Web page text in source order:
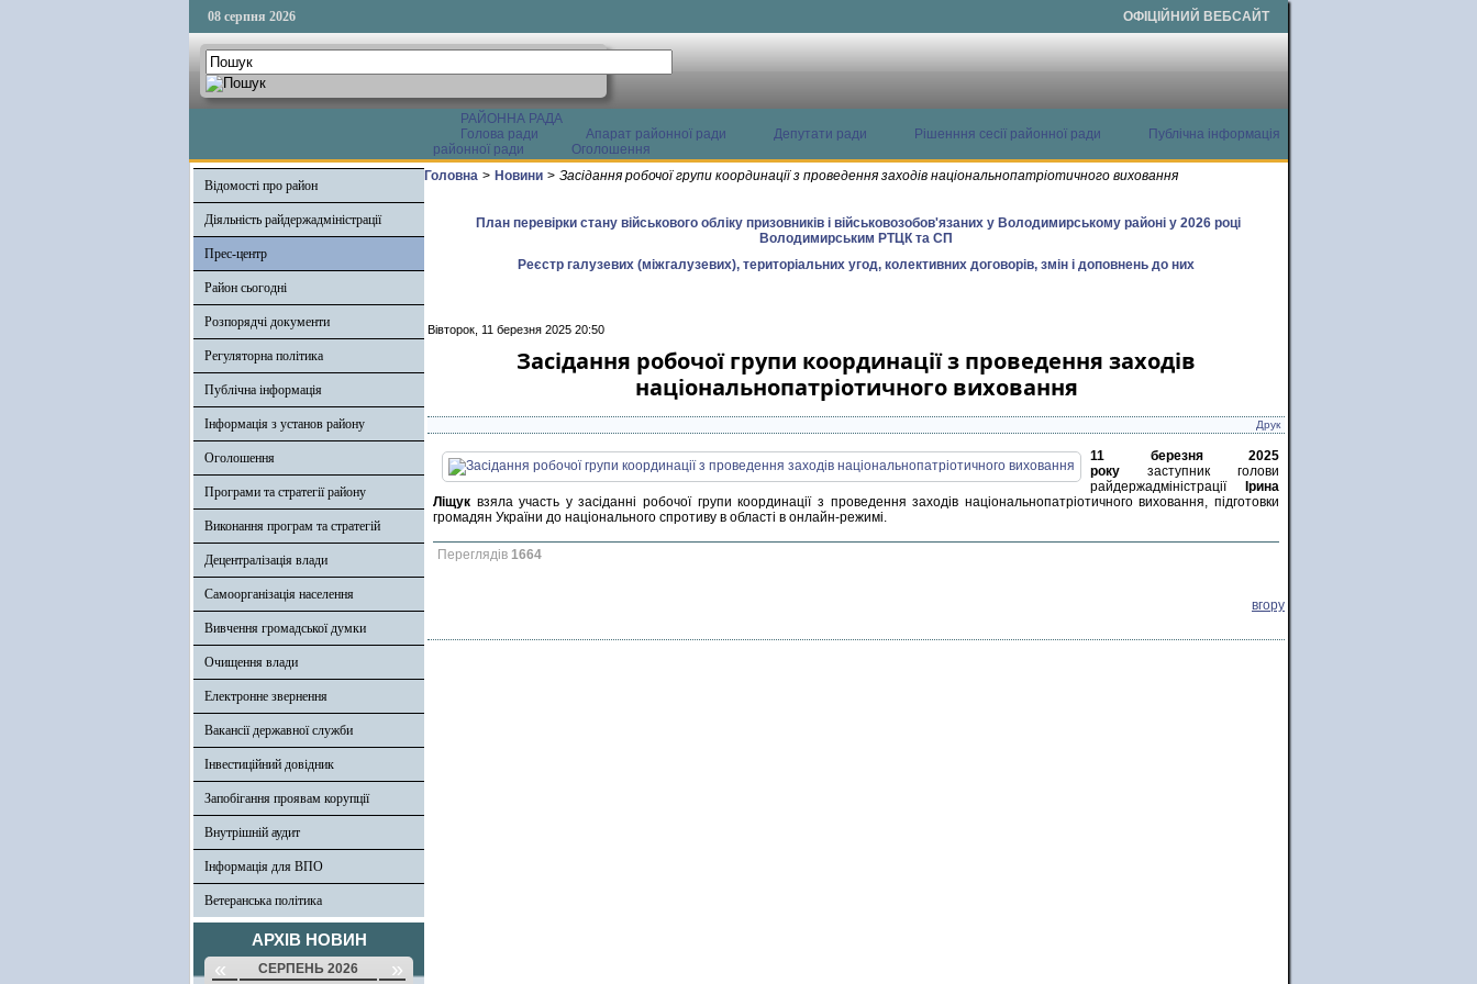
08 серпня 2026 ОФІЦІЙНИЙ ВЕБСАЙТ
РАЙОННА РАДА
Голова ради
Апарат районної ради Депутати ради Рішенння сесії районної ради
Публічна інформація
районної ради
Оголошення
Відомості про район
Діяльність райдержадміністрації
Прес-центр
Район сьогодні
Розпорядчі документи
Регуляторна політика
Публічна інформація
Інформація з установ району
Оголошення
Програми та стратегії району
Виконання програм та стратегій
Децентралізація влади
Самоорганізація населення
Вивчення громадської думки
Очищення влади
Електронне звернення
Вакансії державної служби
Інвестиційний довідник
Запобігання проявам корупції
Внутрішній аудит
Інформація для ВПО
Ветеранська політика
АРХІВ НОВИН
« СЕРПЕНЬ 2026 »
Головна > Новини > Засідання робочої групи координації з проведення заходів національнопатріотичного виховання
План перевірки стану військового обліку призовників і військовозобов'язаних у Володимирському районі у 2026 році
Володимирським РТЦК та СП
Реєстр галузевих (міжгалузевих), територіальних угод, колективних договорів, змін і доповнень до них
Вівторок, 11 березня 2025 20:50
Засідання робочої групи координації з проведення заходів
національнопатріотичного виховання
Друк
11 березня 2025
року заступник голови
райдержадміністрації
Ірина
Ліщук взяла участь у засіданні робочої групи координації з проведення заходів національнопатріотичного виховання, підготовки
громадян України до національного спротиву в області в онлайн-режимі.
Переглядів 1664
вгору